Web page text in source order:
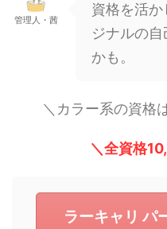
管理人・茜
資格を活か
ジナルの
かも。
＼カラー系の資格
＼全資格
ラーキャリ パ